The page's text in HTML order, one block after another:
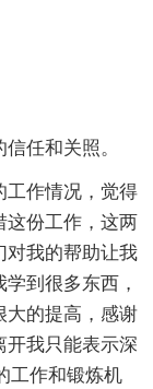
任和关照。
工作情况，觉得
这份工作，这两
对我的帮助让我
到很多东西，
大的提高，感谢
开我只能表示深
工作和锻炼机